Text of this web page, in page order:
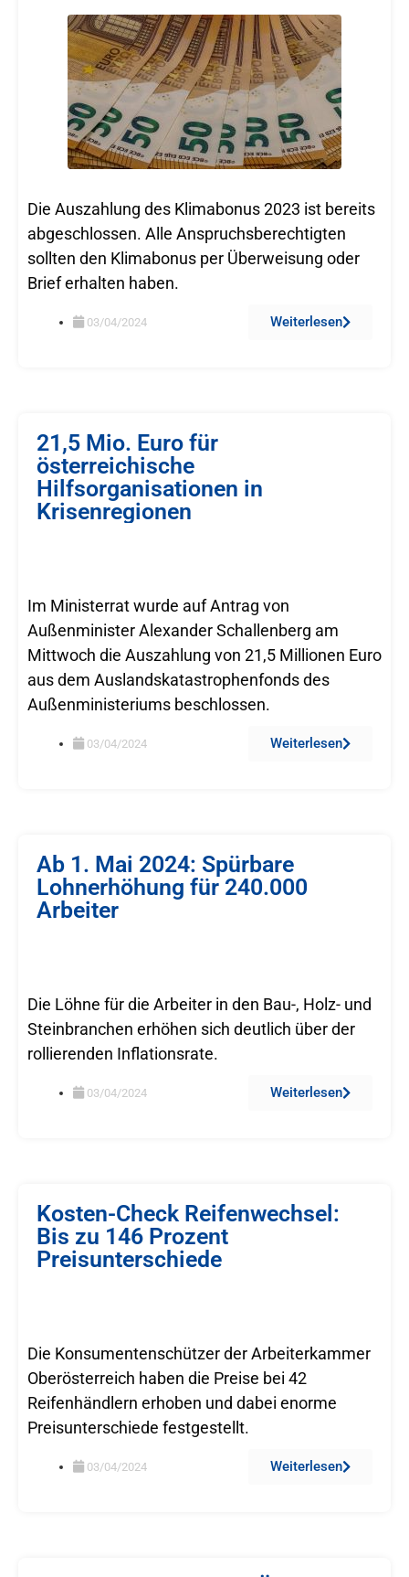
Die Auszahlung des Klimabonus 2023 ist bereits
abgeschlossen. Alle Anspruchsberechtigten
sollten den Klimabonus per Überweisung oder
Brief erhalten haben.
03/04/2024 Weiterlesen
21,5 Mio. Euro für
österreichische
Hilfsorganisationen in
Krisenregionen
Im Ministerrat wurde auf Antrag von
Außenminister Alexander Schallenberg am
Mittwoch die Auszahlung von 21,5 Millionen Euro
aus dem Auslandskatastrophenfonds des
Außenministeriums beschlossen.
03/04/2024 Weiterlesen
Ab 1. Mai 2024: Spürbare
Lohnerhöhung für 240.000
Arbeiter
Die Löhne für die Arbeiter in den Bau-, Holz- und
Steinbranchen erhöhen sich deutlich über der
rollierenden Inflationsrate.
03/04/2024 Weiterlesen
Kosten-Check Reifenwechsel:
Bis zu 146 Prozent
Preisunterschiede
Die Konsumentenschützer der Arbeiterkammer
Oberösterreich haben die Preise bei 42
Reifenhändlern erhoben und dabei enorme
Preisunterschiede festgestellt.
03/04/2024 Weiterlesen